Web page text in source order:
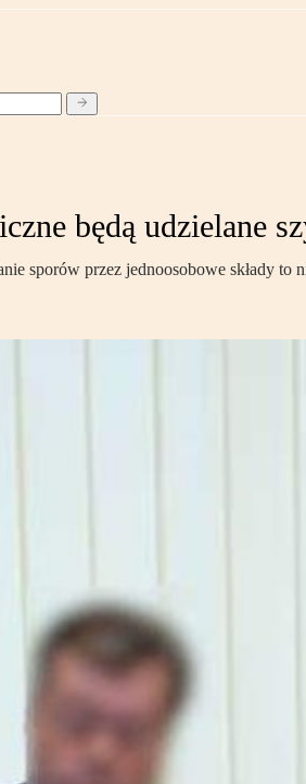
będą udzielane
sporów przez jednoosobowe składy to